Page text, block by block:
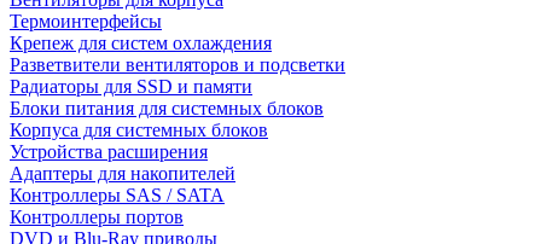
Термоинтерфейсы
Крепеж для систем охлаждения
Разветвители вентиляторов и подсветки
Радиаторы для SSD и памяти
Блоки питания для системных блоков
Корпуса для системных блоков
Устройства расширения
Адаптеры для накопителей
Контроллеры SAS / SATA
Контроллеры портов
DVD и Blu-Ray приводы